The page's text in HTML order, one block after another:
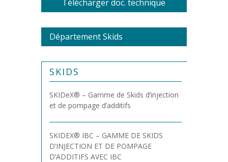
Télécharger doc. technique
Département Skids
SKIDS
SKIDeX® – Gamme de Skids d’injection
et de pompage d’additifs
SKIDEX® IBC – GAMME DE SKIDS
D’INJECTION ET DE POMPAGE
D’ADDITIFS AVEC IBC